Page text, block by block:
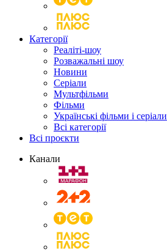
Категорії
Реаліті-шоу
Розважальні шоу
Новини
Серіали
Мультфільми
Фільми
Українські фільми і серіали
Всі категорії
Всі проєкти
Канали